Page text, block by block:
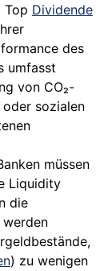
Top Dividende
des
umfasst
von CO₂-
oder sozialen
müssen
Liquidity
die
) zu wenigen